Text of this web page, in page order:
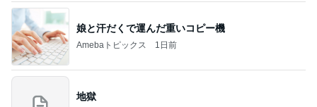
娘と汗だくで運んだ重いコピー機
Amebaトピックス 1日前
地獄